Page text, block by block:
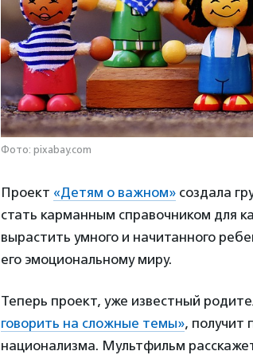
Фото: pixabay.com
Проект «Детям о важном» создала
стать карманным справочником для
вырастить умного и начитанного
его эмоциональному миру.
Теперь проект, уже известный
говорить на сложные темы», получит
национализма. Мультфильм